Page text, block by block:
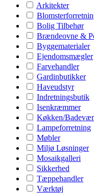
Arkitekter
Bolig Tilbehør
Brændeovne &
Byggematerialer
Ejendomsmægler
Farvehandler
Gardinbutikker
Haveudstyr
Indretningsbutik
Isenkræmmer
Køkken/
Lampeforretning
Møbler
Miljø Løsninger
Mosaikgalleri
Sikkerhed
Tæppehandler
Værktøj